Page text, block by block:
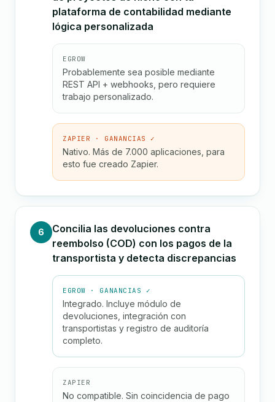
plataforma de contabilidad mediante
lógica personalizada
EGROW
Probablemente sea posible mediante
REST API + webhooks, pero requiere
trabajo personalizado.
ZAPIER · GANANCIAS ✓
Nativo. Más de 7.000 aplicaciones, para
esto fue creado Zapier.
6
Concilia las devoluciones contra
reembolso (COD) con los pagos de la
transportista y detecta discrepancias
EGROW · GANANCIAS ✓
Integrado. Incluye módulo de
devoluciones, integración con
transportistas y registro de auditoría
completo.
ZAPIER
No compatible. Sin coincidencia de pago